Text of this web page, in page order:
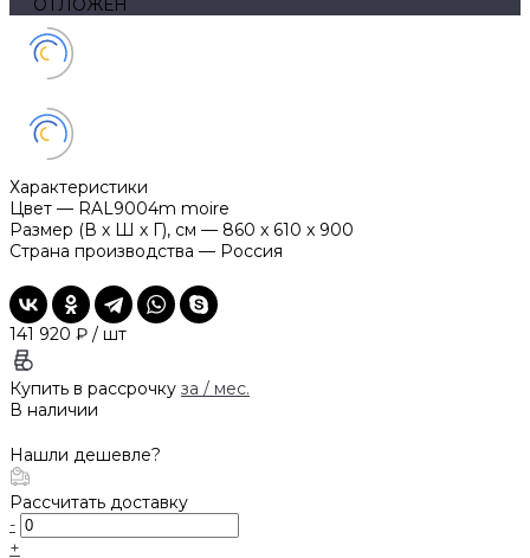
Характеристики
Цвет — RAL9004m moire
Размер (В х Ш х Г), см — 860 x 610 x 900
Страна производства — Россия
141 920 ₽ / шт
Купить в рассрочку за / мес.
В наличии
Нашли дешевле?
Рассчитать доставку
-
+